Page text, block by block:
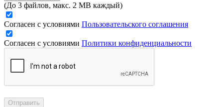
(До 3 файлов, макс. 2 MB каждый)
Согласен с условиями Пользовательского соглашения
Согласен с условиями Политики конфиденциальности
Отправить